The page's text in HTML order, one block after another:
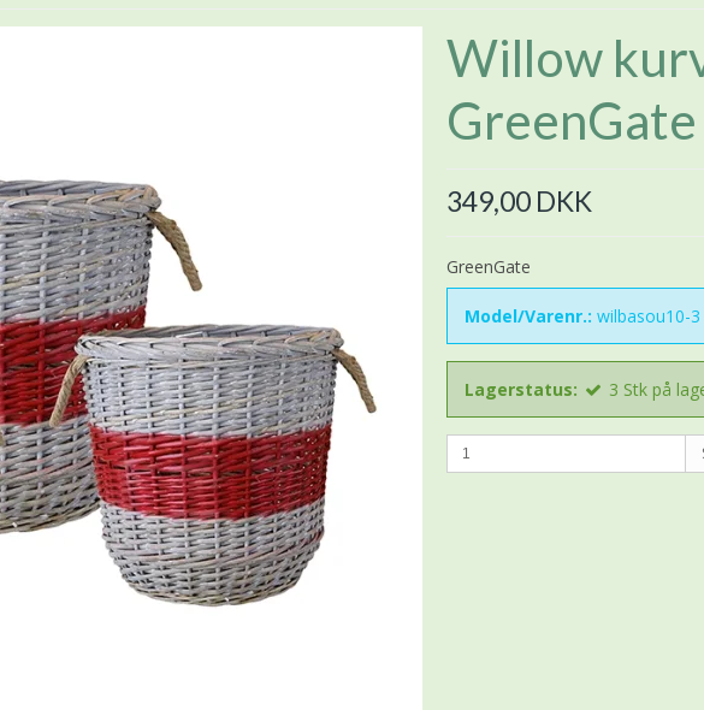
Willow
GreenGate
349,00 DKK
GreenGate
Model/Varenr.: wilbasou10-3
Lagerstatus: 3 Stk på